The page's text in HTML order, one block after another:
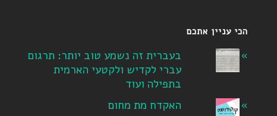
הכי עניין אתכם
בעברית זה נשמע טוב יותר: תרגום
עברי לקדיש ולקטעי הארמית
בתפילה ועוד
האקדח מת מחום